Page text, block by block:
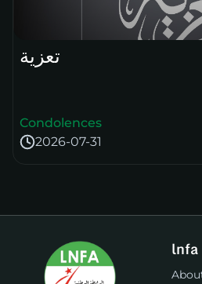
تعزية
2026-07-31
Condolences
lnfa